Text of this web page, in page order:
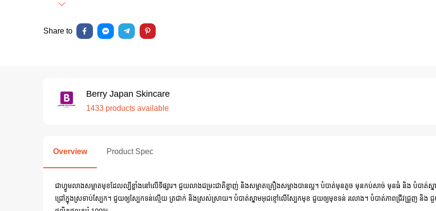
Next
Share to
Berry Japan Skincare
1433 products available
Overview Product Spec
ជាហ្វូមលាងសម្អាតមុខដែលល្បីខ្លាំងនៅលើទីផ្សារ។ ជួយលាងជម្រះជាតិខ្លាញ់ និងសម្អាតគ្រឿងសម្អាងបានល្អ។ បំបាត់មុនតូច មុនកប់សាច់ មុនធំ និង បំបាត់
ជ្រៅក្នុងស្រទាប់ស្បែក។ ជួយឲ្យស្បែកទន់ល្មើយ ត្រជាក់ និងស្រស់ស្រាយ។ បំបាត់ស្នាមអុជខ្មៅលេីស្បែកមុខ ជួយឲ្យមុខទន់​ រលោង។ បំបាត់ភាពជ្រីវជ្រួញ និង